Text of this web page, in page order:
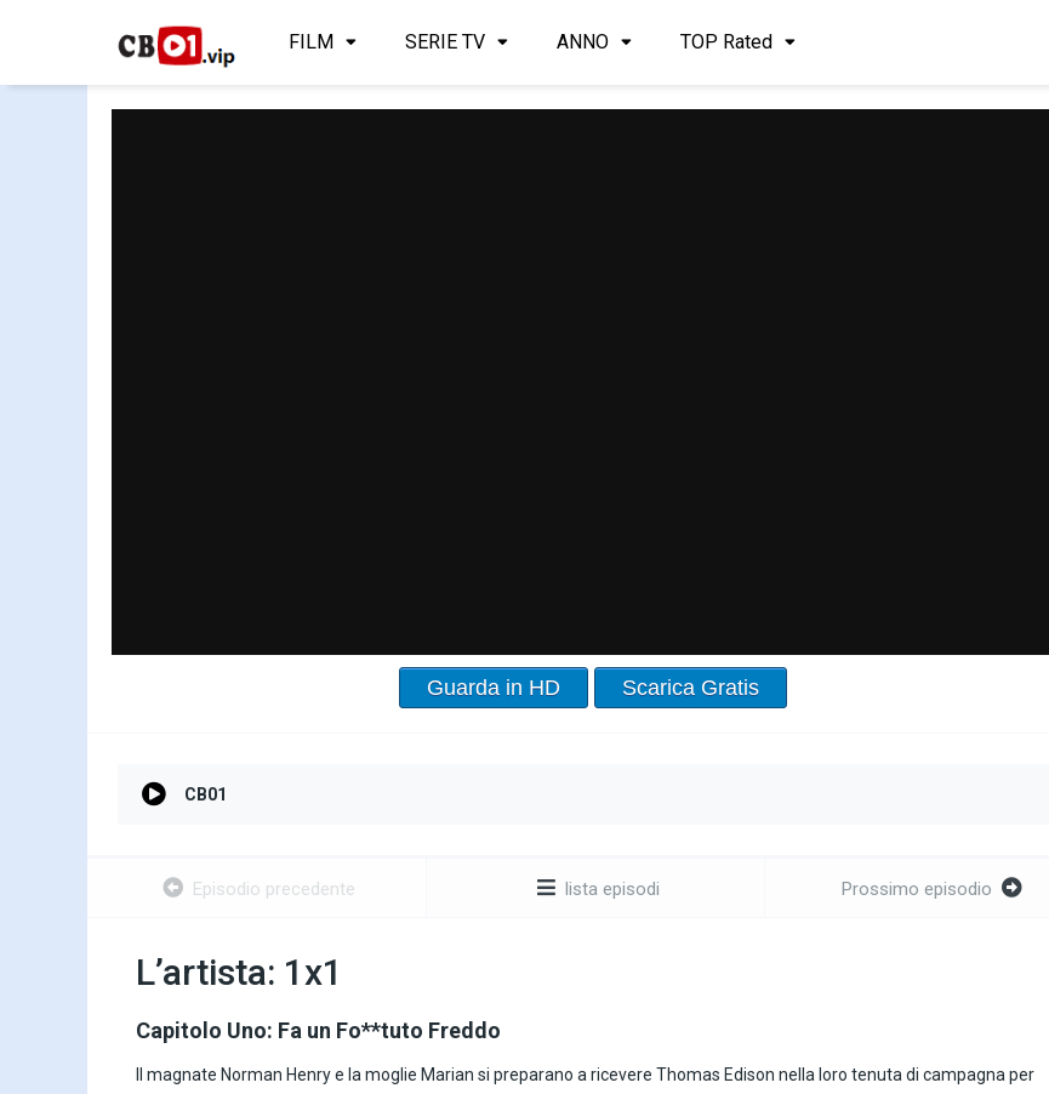
FILM SERIE TV ANNO TOP Rated
Guarda in HD Scarica Gratis
CB01
Episodio precedente lista episodi Prossimo episodio
L’artista: 1x1
Capitolo Uno: Fa un Fo**tuto Freddo
Il magnate Norman Henry e la moglie Marian si preparano a ricevere Thomas Edison nella loro tenuta di campagna per